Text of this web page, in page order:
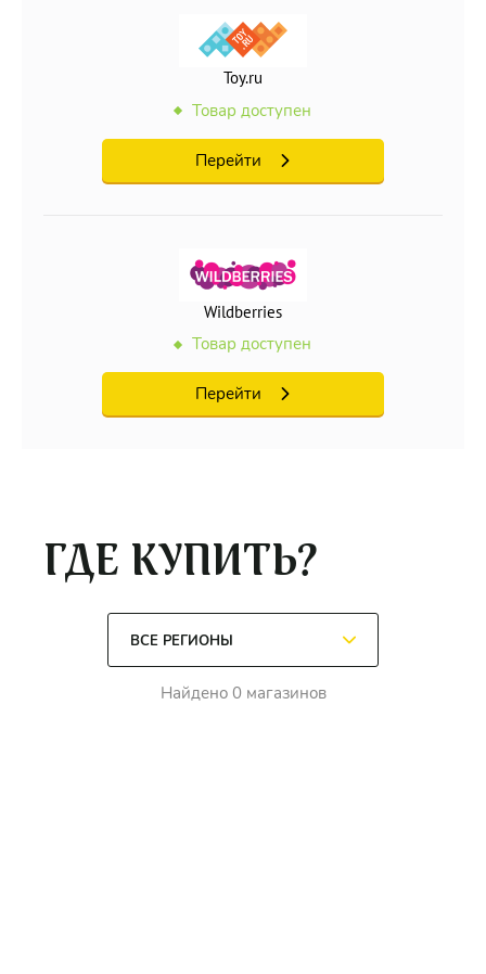
Toy.ru
Товар доступен
Перейти
Wildberries
Товар доступен
Перейти
ГДЕ КУПИТЬ?
Найдено 0 магазинов